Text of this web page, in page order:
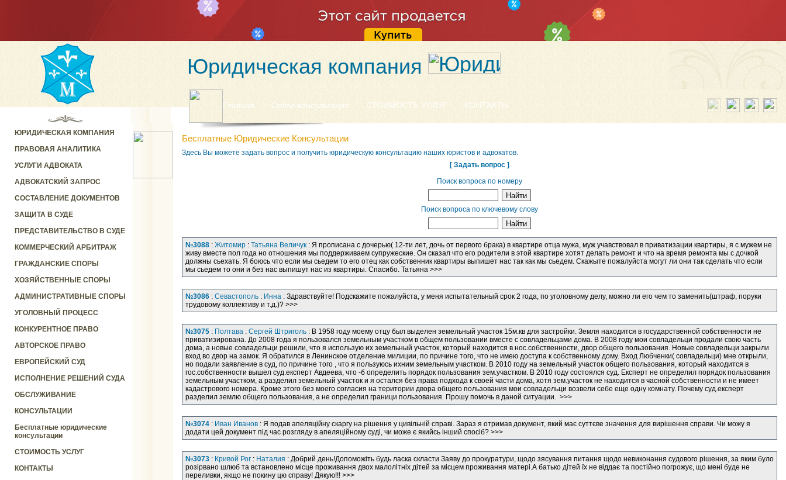
Юридическая компания
Главная Online консультация СТОИМОСТЬ УСЛУГ КОНТАКТЫ
ЮРИДИЧЕСКАЯ КОМПАНИЯ
ПРАВОВАЯ АНАЛИТИКА
УСЛУГИ АДВОКАТА
АДВОКАТСКИЙ ЗАПРОС
СОСТАВЛЕНИЕ ДОКУМЕНТОВ
ЗАЩИТА В СУДЕ
ПРЕДСТАВИТЕЛЬСТВО В СУДЕ
КОММЕРЧЕСКИЙ АРБИТРАЖ
ГРАЖДАНСКИЕ СПОРЫ
ХОЗЯЙСТВЕННЫЕ СПОРЫ
АДМИНИСТРАТИВНЫЕ СПОРЫ
УГОЛОВНЫЙ ПРОЦЕСС
КОНКУРЕНТНОЕ ПРАВО
АВТОРСКОЕ ПРАВО
ЕВРОПЕЙСКИЙ СУД
ИСПОЛНЕНИЕ РЕШЕНИЙ СУДА
ОБСЛУЖИВАНИЕ
КОНСУЛЬТАЦИИ
Бесплатные юридические
консультации
СТОИМОСТЬ УСЛУГ
КОНТАКТЫ
Бесплатные Юридические Консультации
Здесь Вы можете задать вопрос и получить юридическую консультацию наших юристов и адвокатов.
[ Задать вопрос ]
Поиск вопроса по номеру
Поиск вопроса по ключевому слову
№3088 : Житомир : Татьяна Величук : Я прописана с дочерью( 12-ти лет, дочь от первого брака) в квартире отца мужа, муж учавствовал в приватизации квартиры, я с мужем не
живу вместе пол года но отношения мы поддерживаем супружеские. Он сказал что его родители в этой квартире хотят делать ремонт и что на время ремонта мы с дочкой
должны сьехать. Я боюсь что если мы сьедем то его отец как собственник квартиры выпишет нас так как мы сьедем. Скажыте пожалуйста могут ли они так сделать что если
мы сьедем то они и без нас выпишут нас из квартиры. Спасибо. Татьяна >>>
№3086 : Севастополь : Инна : Здравствуйте! Подскажите пожалуйста, у меня испытательный срок 2 года, по уголовному делу, можно ли его чем то заменить(штраф, поруки
трудовому коллективу и т.д.)? >>>
№3075 : Полтава : Сергей Штриголь : В 1958 году моему отцу был выделен земельный участок 15м.кв для застройки. Земля находится в государственной собственности не
приватизирована. До 2008 года я пользовался земельным участком в общем пользовании вместе с совладельцами дома. В 2008 году мои совладельци продали свою часть
дома, а новые совладельци решили, что я использую их земельный участок, который находится в нос.собственности, двор общего пользования. Новые совладельци закрыли
вход во двор на замок. Я обратился в Ленинское отделение милиции, по причине того, что не имею доступа к собственному дому. Вход Любченки( совладельци) мне открыли,
но подали заявление в суд, по причине того , что я пользуюсь ихним земельным участком. В 2010 году на земельный участок общего пользования, который находится в
гос.собственности вышел суд.експерт Авдеева, что -б определить порядок пользования зем.участком. В 2010 году состоялся суд. Експерт не определил порядок пользования
земельным участком, а разделил земельный участок и я остался без права подхода к своей части дома, хотя зем.участок не находится в часной собственности и не имеет
кадастрового номера. Кроме этого без моего согласия на територии двора общего пользования мои совладельци возвели себе еще одну комнату. Почему суд.експерт
разделил землю общего пользования, а не определил граници пользования. Прошу помочь в даной ситуации. >>>
№3074 : Иван Иванов : Я подав апеляційну скаргу на рішення у цивільній справі. Зараз я отримав документ, який має суттєве значення для вирішення справи. Чи можу я
додати цей документ під час розгляду в апеляційному суді, чи може є якийсь інший спосіб? >>>
№3073 : Кривой Рог : Наталия : Добрий день!Допоможіть будь ласка скласти Заяву до прокуратури, щодо зясування питання щодо невиконання судового рішення, за яким було
розірвано шлюб та встановлено місце проживання двох малолітніх дітей за місцем проживання матері.А батько дітей їх не віддає та постійно погрожує, що мені буде не
переливки, якщо не покину цю справу! Дякую!!! >>>